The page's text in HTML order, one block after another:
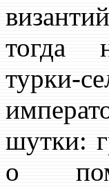
тогда
шутки:
о